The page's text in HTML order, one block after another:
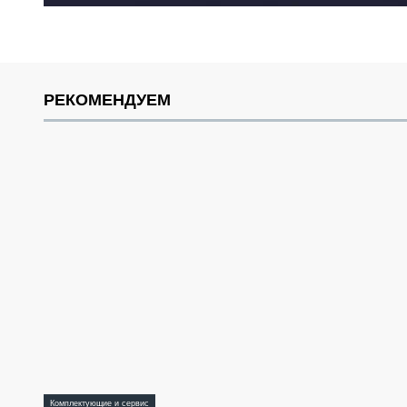
РЕКОМЕНДУЕМ
Комплектующие и сервис